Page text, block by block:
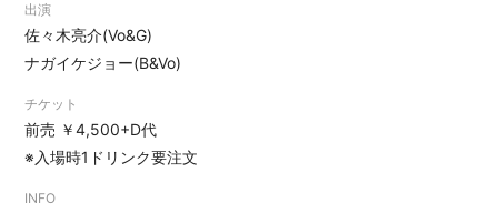
会員登録 ログイン
出演
佐々木亮介(Vo&G)
ナガイケジョー(B&Vo)
チケット
前売 ￥4,500+D代
※入場時1ドリンク要注文
INFO